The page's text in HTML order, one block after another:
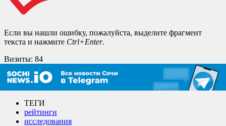
Если вы нашли ошибку, пожалуйста, выделите фрагмент
текста и нажмите Ctrl+Enter.
Визиты: 84
ТЕГИ
рейтинги
исследования